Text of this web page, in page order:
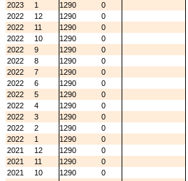
2023
1 1290
0
2022
12 1290
0
2022
11 1290
0
2022
10 1290
0
2022
9 1290
0
2022
8 1290
0
2022
7 1290
0
2022
6 1290
0
2022
5 1290
0
2022
4 1290
0
2022
3 1290
0
2022
2 1290
0
2022
1 1290
0
2021
12 1290
0
2021
11 1290
0
2021
10 1290
0